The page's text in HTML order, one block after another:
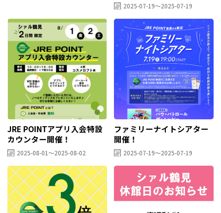
2025-07-19～2025-07-19
JRE POINTアプリ入会特設
カウンター開催！
2025-08-01～2025-08-02
ファミリーナイトシアター
開催！
2025-07-19～2025-07-19